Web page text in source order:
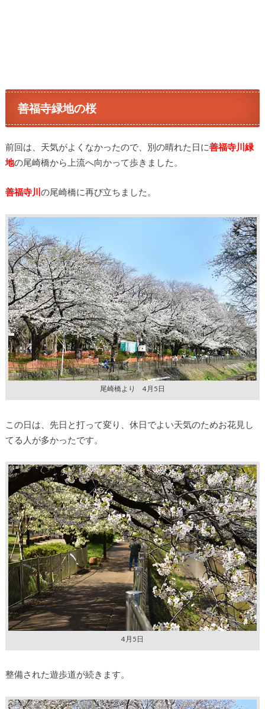
善福寺緑地の桜
前回は、天気がよくなかったので、別の晴れた日に善福寺川緑
地の尾崎橋から上流へ向かって歩きました。
善福寺川 の尾崎橋に再び立ちました。
尾崎橋より 4月5日
この日は、先日と打って変り、休日でよい天気のためお花見し
てる人が多かったです。
4月5日
整備された遊歩道が続きます。